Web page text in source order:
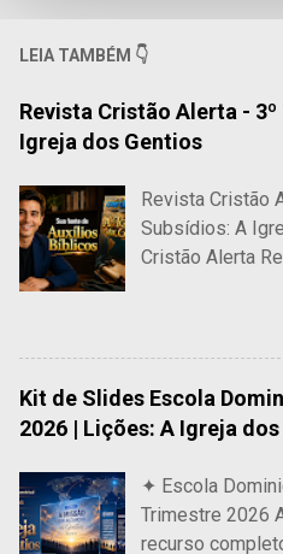
LEIA TAMBÉM 👇
Revista Cristão Alerta - 3º
Igreja dos Gentios
Revista Cristão
Subsídios: A
Cristão Alerta
Gentios 🎓
uma fonte
que oferece os
especialmente
adultos da
R$ 14,99 R$
Kit de Slides Escola
2026 | Lições: A Igreja
✦ Escola
Trimestre 2026
recurso